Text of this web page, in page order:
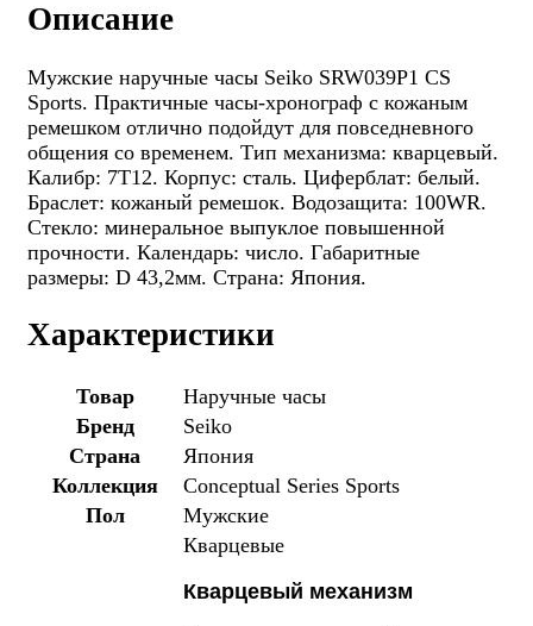
Описание
Мужские наручные часы Seiko SRW039P1 CS
Sports. Практичные часы-хронограф с кожаным
ремешком отлично подойдут для повседневного
общения со временем. Тип механизма: кварцевый.
Калибр: 7T12. Корпус: сталь. Циферблат: белый.
Браслет: кожаный ремешок. Водозащита: 100WR.
Стекло: минеральное выпуклое повышенной
прочности. Календарь: число. Габаритные
размеры: D 43,2мм. Страна: Япония.
Характеристики
Товар
Наручные часы
Бренд
Seiko
Страна
Япония
Коллекция
Conceptual Series Sports
Пол
Мужские
Кварцевые
Кварцевый механизм